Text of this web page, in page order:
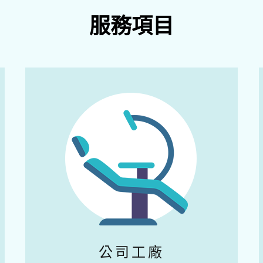
服務項目
公司工廠